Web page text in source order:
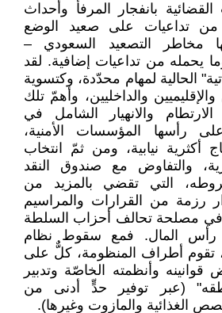
بانفجار المرفأ وأحداث
من تداعيات على صعيد الوضع
مخاطر التصعيد السعودي –
يحمله من تداعيات إضافية. لقد
الحالية لمهام محدّدة، وكتسوية
والداخليين، وأهمّ تلك
والانهيار الشامل في
رأسها المؤسسات الأمنية،
أكثرية نيابية، ومن ثمّ انتخاب
والتفاوض مع صندوق النقد
التي تقضي بالمزيد من
رزمة من القرارات والمراسيم
في مصلحة تحالف أحزاب السلطة
رأس المال. فمع سقوط نظام
تقوم أطراف المنظومة، كلٌّ على
وأنظمته الخاصّة وتدبير
(عبر توفير حدٍّ أدنى من
الغذائية والمازوت وغيرها).